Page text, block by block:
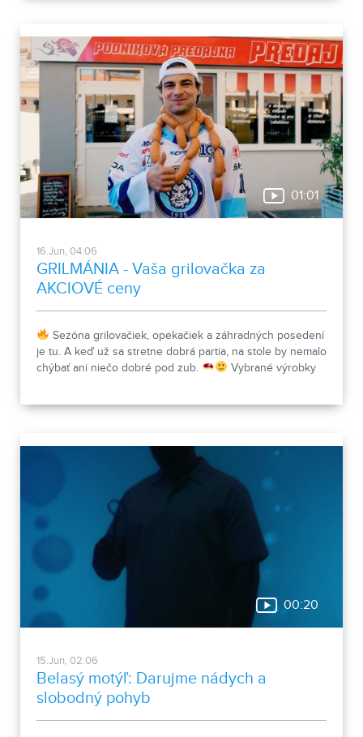
01:01
16.Jun, 04:06
GRILMÁNIA - Vaša grilovačka za
AKCIOVÉ ceny
Sezóna grilovačiek, opekačiek a záhradných posedení
je tu. A keď už sa stretne dobrá partia, na stole by nemalo
chýbať ani niečo dobré pod zub.
Vybrané výrobky
00:20
15.Jun, 02:06
Belasý motýľ: Darujme nádych a
slobodný pohyb